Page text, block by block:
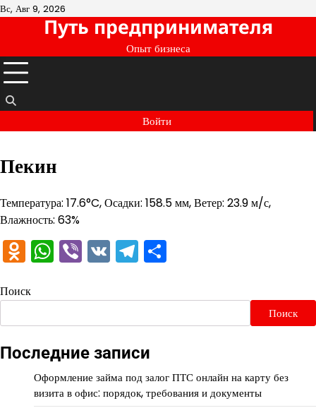
Перейти
содержимому
Вс, Авг 9, 2026
Путь предпринимателя
Опыт бизнеса
Войти
Пекин
Температура: 17.6°C, Осадки: 158.5 мм, Ветер: 23.9 м/с,
Влажность: 63%
Odnoklassniki
WhatsApp
Viber
VKTelegram
Поиск
Поиск
Последние записи
Оформление займа под залог ПТС онлайн на карту без
визита в офис: порядок, требования и документы